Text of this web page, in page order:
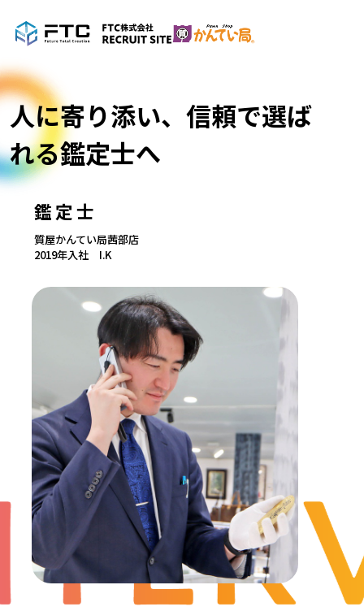
人に寄り添い、信頼で選ば
れる鑑定士へ
鑑定士
質屋かんてい局茜部店
2019年入社 I.K